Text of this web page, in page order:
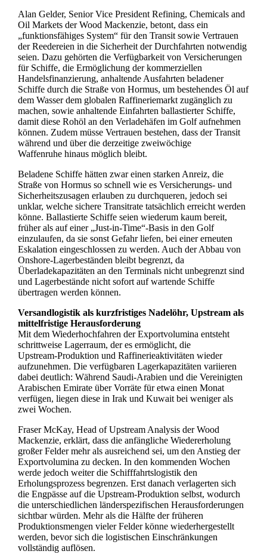
Alan Gelder, Senior Vice President Refining, Chemicals and
Oil Markets der Wood Mackenzie, betont, dass ein
„funktionsfähiges System“ für den Transit sowie Vertrauen
der Reedereien in die Sicherheit der Durchfahrten notwendig
seien. Dazu gehörten die Verfügbarkeit von Versicherungen
für Schiffe, die Ermöglichung der kommerziellen
Handelsfinanzierung, anhaltende Ausfahrten beladener
Schiffe durch die Straße von Hormus, um bestehendes Öl auf
dem Wasser dem globalen Raffineriemarkt zugänglich zu
machen, sowie anhaltende Einfahrten ballastierter Schiffe,
damit diese Rohöl an den Verladehäfen im Golf aufnehmen
können. Zudem müsse Vertrauen bestehen, dass der Transit
während und über die derzeitige zweiwöchige
Waffenruhe hinaus möglich bleibt.
Beladene Schiffe hätten zwar einen starken Anreiz, die
Straße von Hormus so schnell wie es Versicherungs- und
Sicherheitszusagen erlauben zu durchqueren, jedoch sei
unklar, welche sichere Transitrate tatsächlich erreicht werden
könne. Ballastierte Schiffe seien wiederum kaum bereit,
früher als auf einer „Just‑in‑Time“-Basis in den Golf
einzulaufen, da sie sonst Gefahr liefen, bei einer erneuten
Eskalation eingeschlossen zu werden. Auch der Abbau von
Onshore‑Lagerbeständen bleibt begrenzt, da
Überladekapazitäten an den Terminals nicht unbegrenzt sind
und Lagerbestände nicht sofort auf wartende Schiffe
übertragen werden können.
Versandlogistik als kurzfristiges Nadelöhr, Upstream als
mittelfristige Herausforderung
Mit dem Wiederhochfahren der Exportvolumina entsteht
schrittweise Lagerraum, der es ermöglicht, die
Upstream‑Produktion und Raffinerieaktivitäten wieder
aufzunehmen. Die verfügbaren Lagerkapazitäten variieren
dabei deutlich: Während Saudi-Arabien und die Vereinigten
Arabischen Emirate über Vorräte für etwa einen Monat
verfügen, liegen diese in Irak und Kuwait bei weniger als
zwei Wochen.
Fraser McKay, Head of Upstream Analysis der Wood
Mackenzie, erklärt, dass die anfängliche Wiedererholung
großer Felder mehr als ausreichend sei, um den Anstieg der
Exportvolumina zu decken. In den kommenden Wochen
werde jedoch weiter die Schifffahrtslogistik den
Erholungsprozess begrenzen. Erst danach verlagerten sich
die Engpässe auf die Upstream‑Produktion selbst, wodurch
die unterschiedlichen länderspezifischen Herausforderungen
sichtbar würden. Mehr als die Hälfte der früheren
Produktionsmengen vieler Felder könne wiederhergestellt
werden, bevor sich die logistischen Einschränkungen
vollständig auflösen.